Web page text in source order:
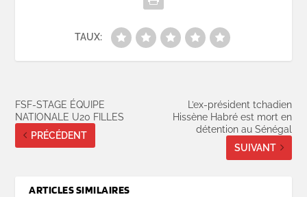
TAUX:
FSF-STAGE ÉQUIPE
NATIONALE U20 FILLES
PRÉCÉDENT
L’ex-président tchadien
Hissène Habré est mort en
détention au Sénégal
SUIVANT
ARTICLES SIMILAIRES